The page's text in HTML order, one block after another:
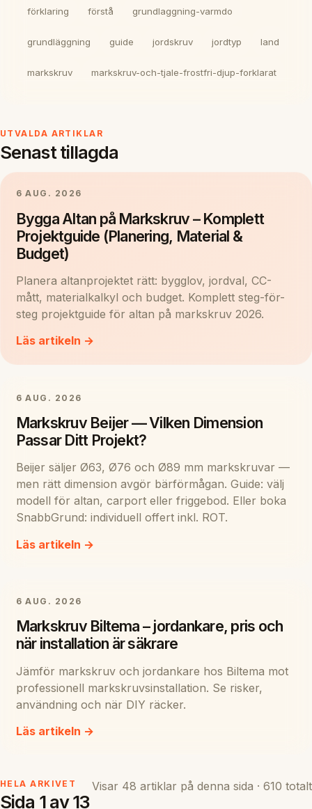
förklaring förstå grundlaggning-varmdo
grundläggning guide jordskruv jordtyp land
markskruv markskruv-och-tjale-frostfri-djup-forklarat
UTVALDA ARTIKLAR
Senast tillagda
6 AUG. 2026
Bygga Altan på Markskruv – Komplett
Projektguide (Planering, Material &
Budget)
Planera altanprojektet rätt: bygglov, jordval, CC-
mått, materialkalkyl och budget. Komplett steg-för-
steg projektguide för altan på markskruv 2026.
Läs artikeln →
6 AUG. 2026
Markskruv Beijer — Vilken Dimension
Passar Ditt Projekt?
Beijer säljer Ø63, Ø76 och Ø89 mm markskruvar —
men rätt dimension avgör bärförmågan. Guide: välj
modell för altan, carport eller friggebod. Eller boka
SnabbGrund: individuell offert inkl. ROT.
Läs artikeln →
6 AUG. 2026
Markskruv Biltema – jordankare, pris och
när installation är säkrare
Jämför markskruv och jordankare hos Biltema mot
professionell markskruvsinstallation. Se risker,
användning och när DIY räcker.
Läs artikeln →
HELA ARKIVET
Sida 1 av 13
Visar 48 artiklar på denna sida · 610 totalt